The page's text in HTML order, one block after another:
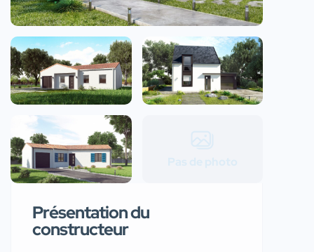
Présentation du
constructeur